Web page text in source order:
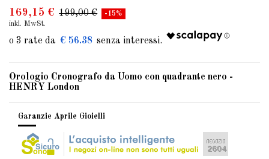
169,15 € 199,00 € -15%
inkl. MwSt.
€ 56.38
Orologio Cronografo da Uomo con quadrante nero -
HENRY London
Garanzie Aprile Gioielli